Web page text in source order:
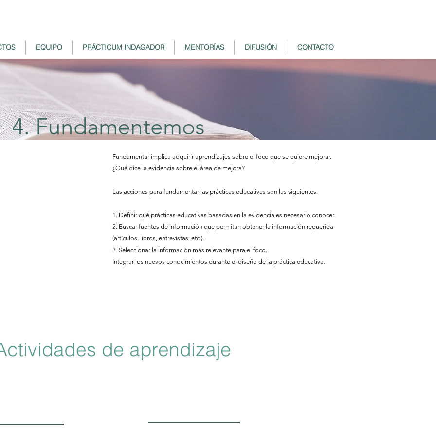
EQUIPO PRÁCTICUM INDAGADOR MENTORÍAS DIFUSIÓN CONTACTO
4. Fundamentemos
Fundamentar implica adquirir aprendizajes sobre el foco que se quiere mejorar.
¿Qué dice la evidencia sobre el área de mejora?
Las acciones para fundamentar las prácticas educativas son las siguientes:
1. Definir qué prácticas educativas basadas en la evidencia es necesario conocer.
2. Buscar fuentes de información que permitan obtener la información requerida
(artículos, libros, entrevistas, etc.).
3. Seleccionar la información más relevante para el foco.
Integrar los nuevos conocimientos durante el diseño de la práctica educativa.
de aprendizaje